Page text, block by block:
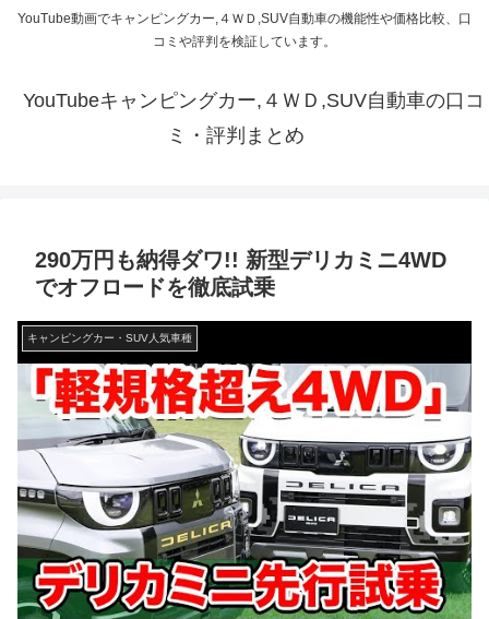
YouTube動画でキャンピングカー,４ＷＤ,SUV自動車の機能性や価格比較、口
コミや評判を検証しています。
YouTubeキャンピングカー,４ＷＤ,SUV自動車の口コ
ミ・評判まとめ
290万円も納得ダワ!! 新型デリカミニ4WD
でオフロードを徹底試乗
キャンピングカー・SUV人気車種